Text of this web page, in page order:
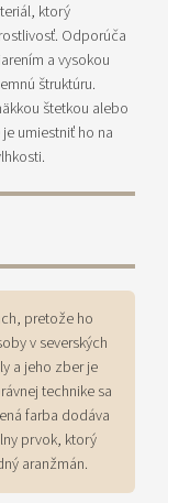
ktorý
Odporúča
a vysokou
štruktúru.
štetkou alebo
umiestniť ho na
pretože ho
v severských
a jeho zber je
technike sa
farba dodáva
prvok, ktorý
aranžmán.